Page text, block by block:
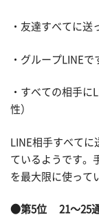
・友達すべてに送
・グループLINE
・すべての相手に
性）
LINE相手すべてに
ているようです。
を最大限に使って
●第5位 21～25